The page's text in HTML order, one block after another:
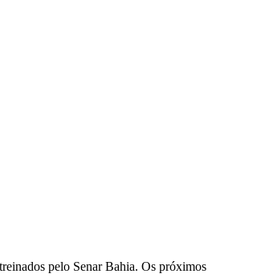
pelo Senar Bahia. Os próximos